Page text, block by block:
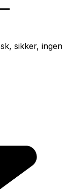
sikker, ingen